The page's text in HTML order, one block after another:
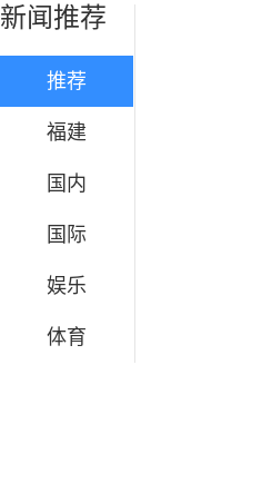
新闻推荐
推荐
福建
国内
国际
娱乐
体育